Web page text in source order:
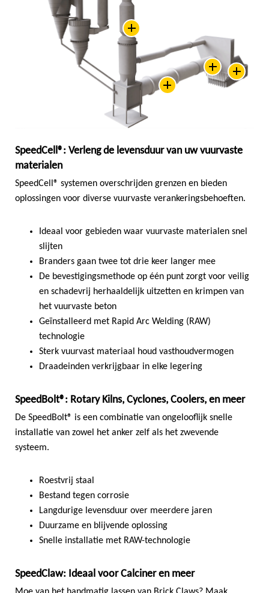
SpeedCell®: Verleng de levensduur van uw vuurvaste
materialen
SpeedCell® systemen overschrijden grenzen en bieden
oplossingen voor diverse vuurvaste verankeringsbehoeften.
Ideaal voor gebieden waar vuurvaste materialen snel
slijten
Branders gaan twee tot drie keer langer mee
De bevestigingsmethode op één punt zorgt voor veilig
en schadevrij herhaaldelijk uitzetten en krimpen van
het vuurvaste beton
Geïnstalleerd met Rapid Arc Welding (RAW)
technologie
Sterk vuurvast materiaal houd vasthoudvermogen
Draadeinden verkrijgbaar in elke legering
SpeedBolt®: Rotary Kilns, Cyclones, Coolers, en meer
De SpeedBolt® is een combinatie van ongelooflijk snelle
installatie van zowel het anker zelf als het zwevende
systeem.
Roestvrij staal
Bestand tegen corrosie
Langdurige levensduur over meerdere jaren
Duurzame en blijvende oplossing
Snelle installatie met RAW-technologie
SpeedClaw: Ideaal voor Calciner en meer